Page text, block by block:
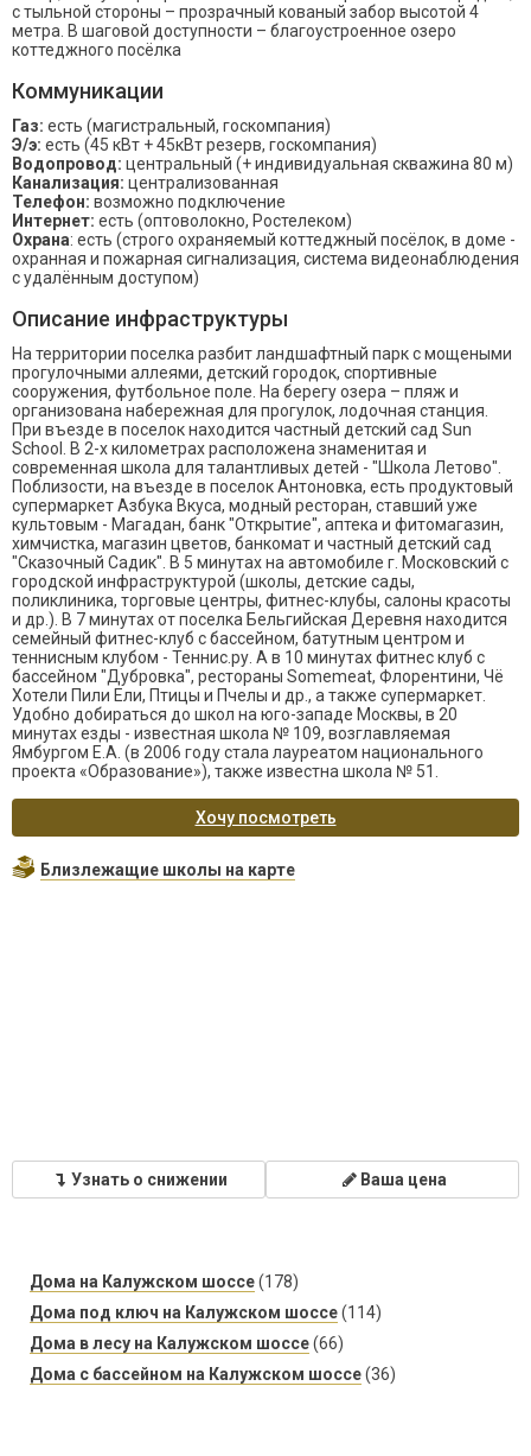
с тыльной стороны – прозрачный кованый забор высотой 4
метра. В шаговой доступности – благоустроенное озеро
коттеджного посёлка
Коммуникации
Газ: есть (магистральный, госкомпания)
Э/э: есть (45 кВт + 45кВт резерв, госкомпания)
Водопровод: центральный (+ индивидуальная скважина 80 м)
Канализация: централизованная
Телефон: возможно подключение
Интернет: есть (оптоволокно, Ростелеком)
Охрана: есть (строго охраняемый коттеджный посёлок, в доме -
охранная и пожарная сигнализация, система видеонаблюдения
с удалённым доступом)
Описание инфраструктуры
На территории поселка разбит ландшафтный парк с мощеными
прогулочными аллеями, детский городок, спортивные
сооружения, футбольное поле. На берегу озера – пляж и
организована набережная для прогулок, лодочная станция.
При въезде в поселок находится частный детский сад Sun
School. В 2-х километрах расположена знаменитая и
современная школа для талантливых детей - "Школа Летово".
Поблизости, на въезде в поселок Антоновка, есть продуктовый
супермаркет Азбука Вкуса, модный ресторан, ставший уже
культовым - Магадан, банк "Открытие", аптека и фитомагазин,
химчистка, магазин цветов, банкомат и частный детский сад
"Сказочный Садик". В 5 минутах на автомобиле г. Московский с
городской инфраструктурой (школы, детские сады,
поликлиника, торговые центры, фитнес-клубы, салоны красоты
и др.). В 7 минутах от поселка Бельгийская Деревня находится
семейный фитнес-клуб с бассейном, батутным центром и
теннисным клубом - Теннис.ру. А в 10 минутах фитнес клуб с
бассейном "Дубровка", рестораны Somemeat, Флорентини, Чё
Хотели Пили Ели, Птицы и Пчелы и др., а также супермаркет.
Удобно добираться до школ на юго-западе Москвы, в 20
минутах езды - известная школа № 109, возглавляемая
Ямбургом Е.А. (в 2006 году стала лауреатом национального
проекта «Образование»), также известна школа № 51.
Хочу посмотреть
Близлежащие школы на карте
Узнать о снижении Ваша цена
Дома на Калужском шоссе(178)
Дома под ключ на Калужском шоссе(114)
Дома в лесу на Калужском шоссе(66)
Дома с бассейном на Калужском шоссе(36)